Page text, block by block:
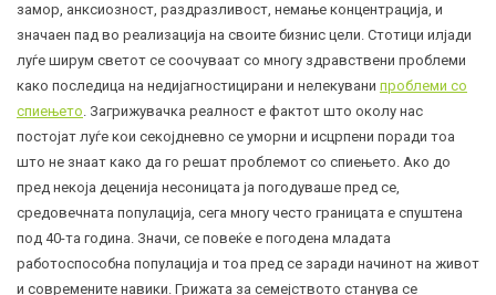
замор, анксиозност, раздразливост, немање концентрација, и
значаен пад во реализација на своите бизнис цели. Стотици илјади
луѓе ширум светот се соочуваат со многу здравствени проблеми
како последица на недијагностицирани и нелекувани проблеми со
спиењето. Загрижувачка реалност е фактот што околу нас
постојат луѓе кои секојдневно се уморни и исцрпени поради тоа
што не знаат како да го решат проблемот со спиењето. Ако до
пред некоја деценија несоницата ја погодуваше пред се,
средовечната популација, сега многу често границата е спуштена
под 40-та година. Значи, се повеќе е погодена младата
работоспособна популација и тоа пред се заради начинот на живот
и современите навики. Грижата за семејството станува се